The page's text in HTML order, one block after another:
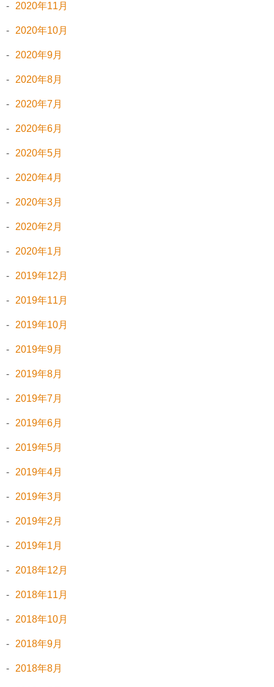
2020年11月
2020年10月
2020年9月
2020年8月
2020年7月
2020年6月
2020年5月
2020年4月
2020年3月
2020年2月
2020年1月
2019年12月
2019年11月
2019年10月
2019年9月
2019年8月
2019年7月
2019年6月
2019年5月
2019年4月
2019年3月
2019年2月
2019年1月
2018年12月
2018年11月
2018年10月
2018年9月
2018年8月